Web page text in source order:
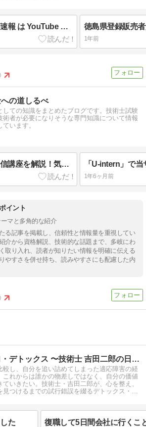
運行管理者試験解答速報 は YouTube と 5ch（旧2ch）でらくらく自己採点
1年前
の道しるべ
しての知識をまとめたブログです。技術士試験
術者が必要になりそうな専門知識について情報
います。
【SAT】電験三種通信講座を解説！気になる評判や口コミも！
1年6ヶ月前
イント
マと多角的な紹介
る記事を掲載し、信頼性と情報量を重視してい
介から資格解説、技術的な話題まで、多岐にわ
取り入れ、読者が知りたい情報を明確に伝える
やすさを併せ持ち、読みやすさにも配慮した内
ココロ・デトックス 〜技術士 吉田二郎の日常〜
較し、自分を追い詰めてしまった適応障害の経
これからは誰かの物差しではなく、自分の価値
ていきたい。技術士・吉田二郎が、心を整え、
見つけるまでの試行錯誤を綴るデトックス・ロ
た